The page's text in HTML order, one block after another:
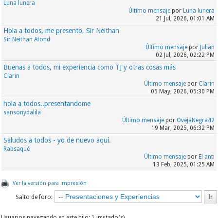
Superintendente de un pequeño grupo que estaba
en un territorio aislado de la congregación y
prácticamente ya no teníamos tiempo ni siquiera
para nosotros pues con la crisis que vivimos en
Venezuela y 3 hijos que mantener nos veíamos con
un estrés terrible para poder cumplir con todo lo
que exigía la WT. Pero estaba bien podíamos lidiar
con toda esa carga emocional, entonces que nos
Todo empezó cuando a mi hermano lo nombraron
anciano, el siempre ha Sido una persona super
agresiva y muy grosero y al hacerse testigo nunca
quiso hacerse cargo de 2 hijas que tenía fuera del
matrimonio aún así lo nombraron anciano y yo tuve
que ver cómo llevaba una doble vida. Eso sí el
regular son muy sociables con los hermanos y a él
le encanta dar discursos, claro! Lo que decía en
Luna lunera
Último mensajepor Luna lunera
21 Jul, 2026, 01:01 AM
Hola a todos, me presento, Sir Neithan
Sir Neithan Atond
Último mensajepor Julian
02 Jul, 2026, 02:22 PM
Buenas a todos, mi experiencia como TJ y otras cosas más
Clarin
Último mensajepor Clarin
05 May, 2026, 05:30 PM
hola a todos..presentandome
sansonydalila
Último mensajepor OvejaNegra42
19 Mar, 2025, 06:32 PM
Saludos a todos - yo de nuevo aquí.
Rabsaqué
Último mensajepor El anti
13 Feb, 2025, 01:25 AM
Ver la versión para impresión
Salto de foro: